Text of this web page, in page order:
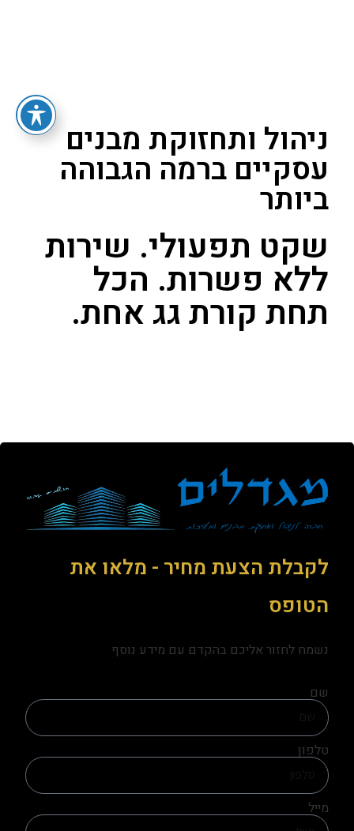
ניהול ותחזוקת מבנים
עסקיים ברמה הגבוהה
ביותר
שקט תפעולי. שירות
ללא פשרות. הכל
תחת קורת גג אחת.
לקבלת הצעת מחיר - מלאו את
הטופס
נשמח לחזור אליכם בהקדם עם מידע נוסף
שם
טלפון
מייל